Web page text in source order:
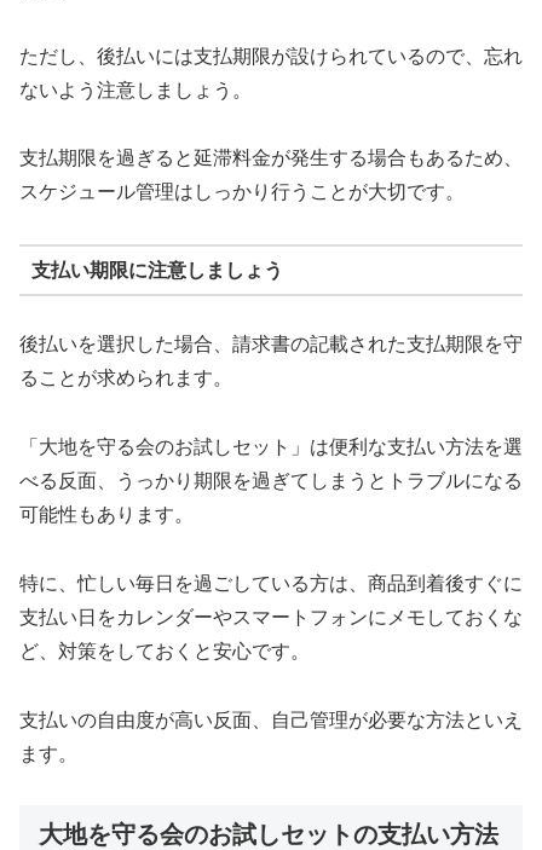
ただし、後払いには支払期限が設けられているので、忘れ
ないよう注意しましょう。
支払期限を過ぎると延滞料金が発生する場合もあるため、
スケジュール管理はしっかり行うことが大切です。
支払い期限に注意しましょう
後払いを選択した場合、請求書の記載された支払期限を守
ることが求められます。
「大地を守る会のお試しセット」は便利な支払い方法を選
べる反面、うっかり期限を過ぎてしまうとトラブルになる
可能性もあります。
特に、忙しい毎日を過ごしている方は、商品到着後すぐに
支払い日をカレンダーやスマートフォンにメモしておくな
ど、対策をしておくと安心です。
支払いの自由度が高い反面、自己管理が必要な方法といえ
ます。
大地を守る会のお試しセットの支払い方法